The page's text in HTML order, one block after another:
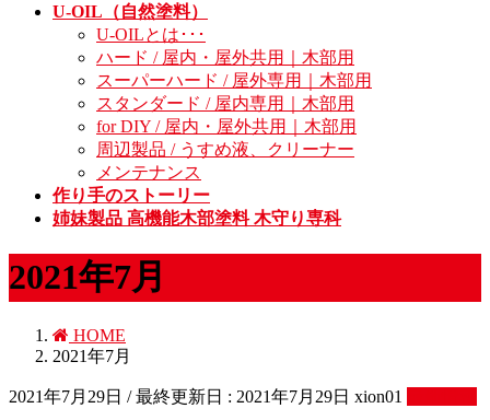
U-OIL（自然塗料）
U-OILとは･･･
ハード / 屋内・屋外共用｜木部用
スーパーハード / 屋外専用｜木部用
スタンダード / 屋内専用｜木部用
for DIY / 屋内・屋外共用｜木部用
周辺製品 / うすめ液、クリーナー
メンテナンス
作り手のストーリー
姉妹製品 高機能木部塗料 木守り専科
2021年7月
HOME
2021年7月
2021年7月29日 / 最終更新日 : 2021年7月29日 xion01